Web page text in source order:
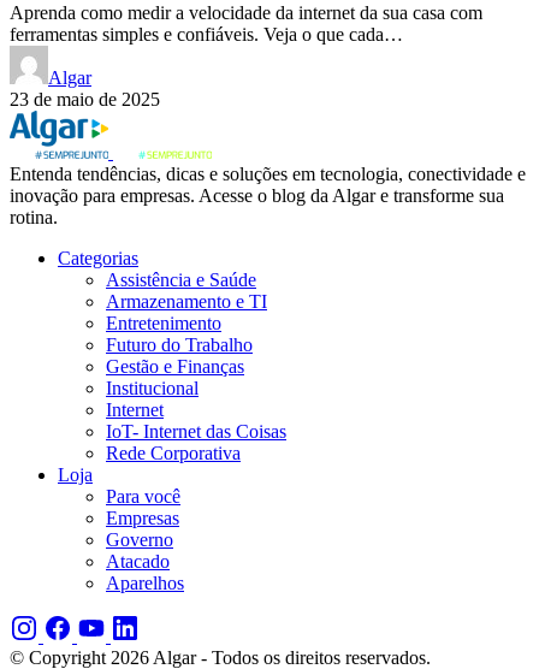
Aprenda como medir a velocidade da internet da sua casa com
ferramentas simples e confiáveis. Veja o que cada…
Algar
23 de maio de 2025
Entenda tendências, dicas e soluções em tecnologia, conectividade e
inovação para empresas. Acesse o blog da Algar e transforme sua
rotina.
Categorias
Assistência e Saúde
Armazenamento e TI
Entretenimento
Futuro do Trabalho
Gestão e Finanças
Institucional
Internet
IoT- Internet das Coisas
Rede Corporativa
Loja
Para você
Empresas
Governo
Atacado
Aparelhos
© Copyright 2026 Algar - Todos os direitos reservados.